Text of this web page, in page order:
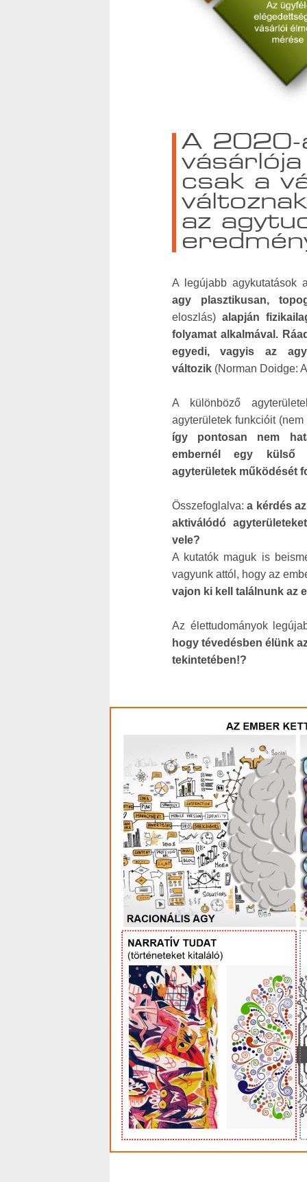
A 2020-
vásárlója
csak a
az
A legújabb agykutatások
agy plasztikusan,
eloszlás)alapján
folyamat alkalmával.
egyedi, vagyis az agy
változik(Norman Doidge:
A különböző
agyterületek funkcióit
így pontosan nem
embernél egy külső
agyterületek működését
Összefoglalva:a kérdés
aktiválódó
vele?
A kutatók maguk is
vagyunk attól, hogy az
vajon ki kell találnunk az
Az élettudományok
hogy tévedésben élünk
tekintetében!?